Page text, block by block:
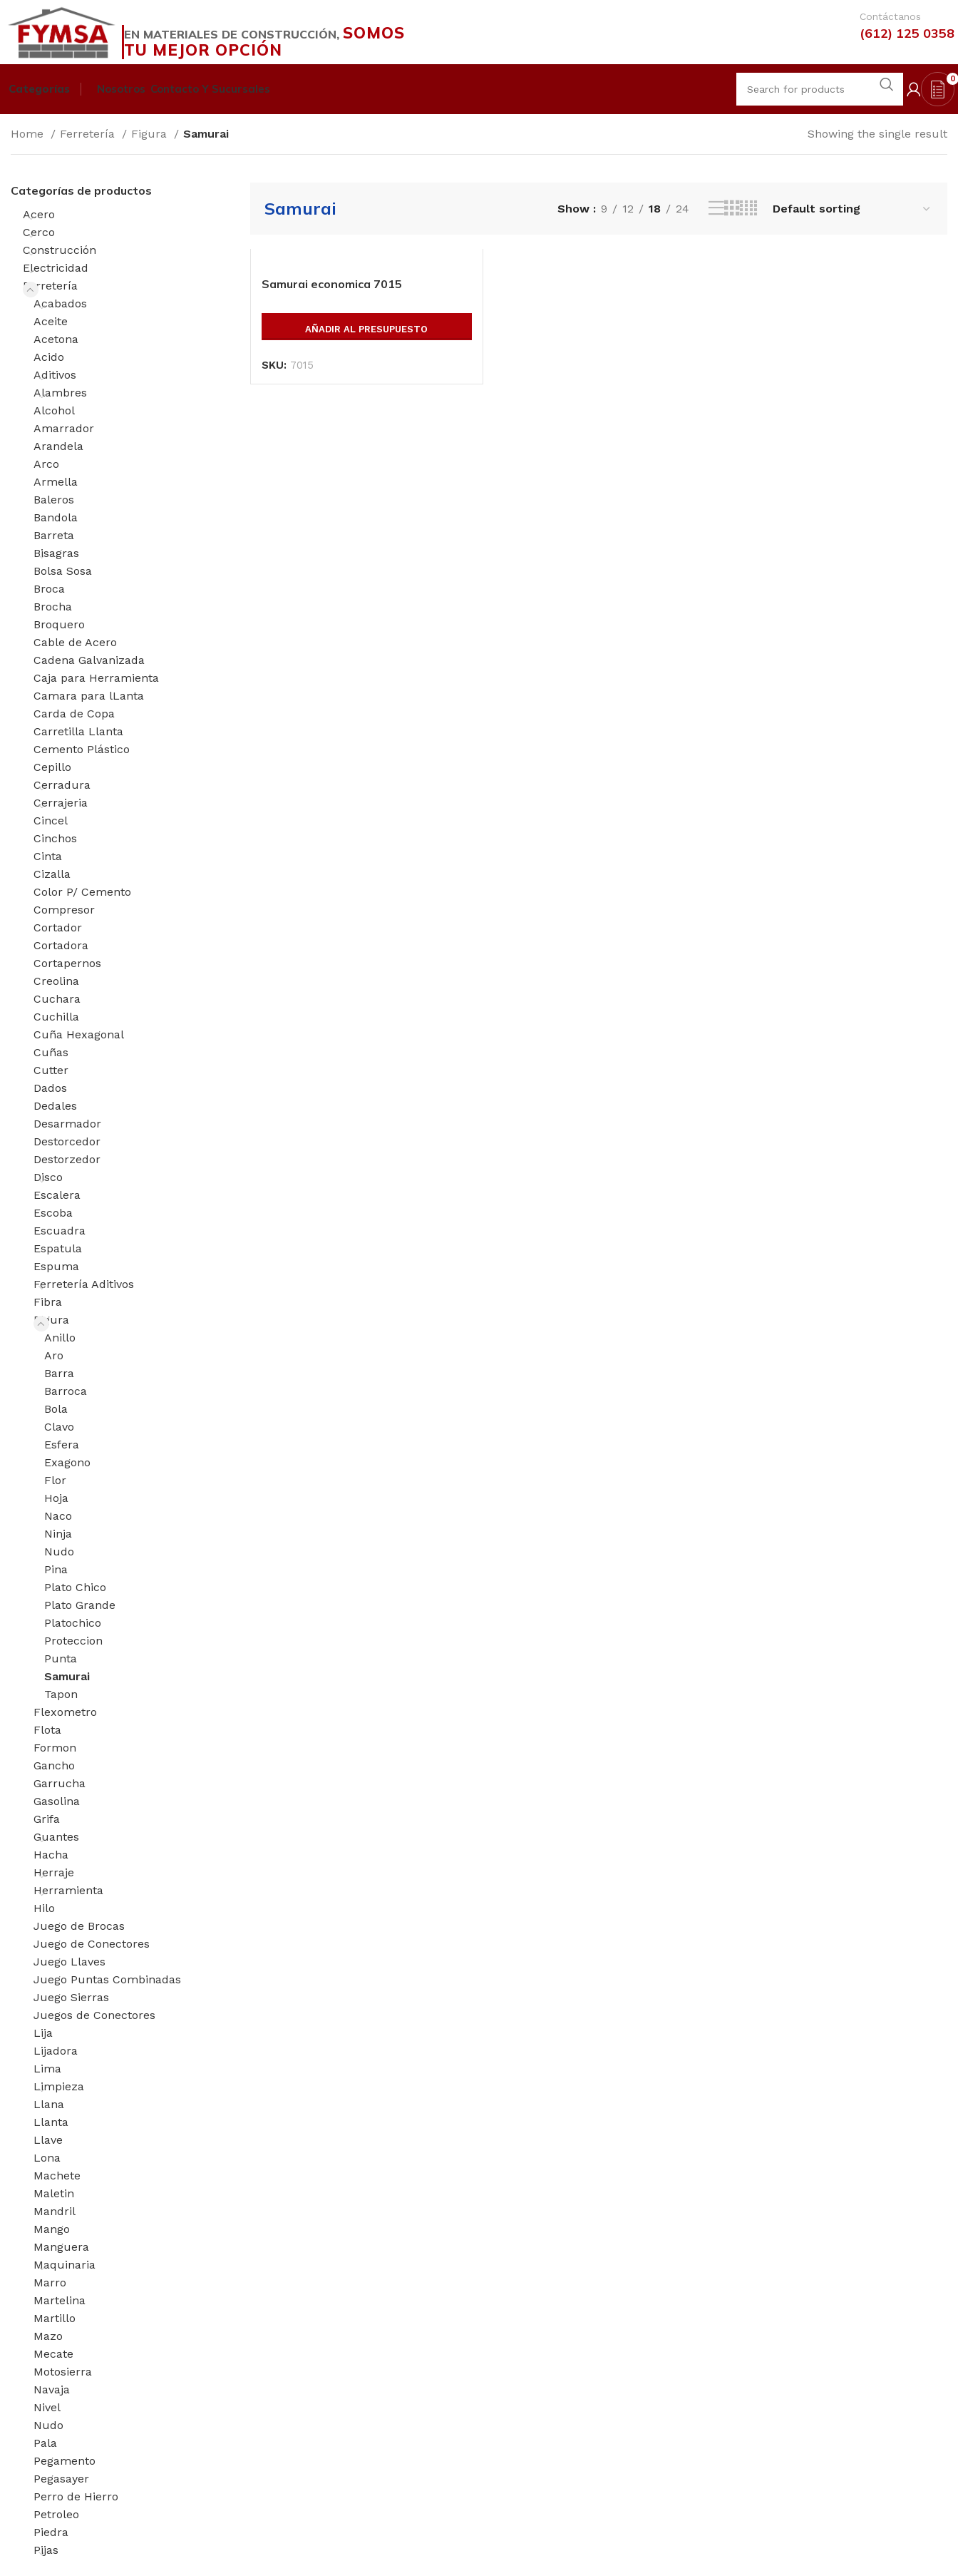
EN MATERIALES DE CONSTRUCCIÓN, SOMOS
TU MEJOR OPCIÓN
Contáctanos
(612) 125 0358
Categorías Nosotros Contacto Y Sucursales
0
Home Ferretería Figura Samurai Showing the single result
Categorías de productos
Acero
Cerco
Construcción
Electricidad
Ferretería
Acabados
Aceite
Acetona
Acido
Aditivos
Alambres
Alcohol
Amarrador
Arandela
Arco
Armella
Baleros
Bandola
Barreta
Bisagras
Bolsa Sosa
Broca
Brocha
Broquero
Cable de Acero
Cadena Galvanizada
Caja para Herramienta
Camara para lLanta
Carda de Copa
Carretilla Llanta
Cemento Plástico
Cepillo
Cerradura
Cerrajeria
Cincel
Cinchos
Cinta
Cizalla
Color P/ Cemento
Compresor
Cortador
Cortadora
Cortapernos
Creolina
Cuchara
Cuchilla
Cuña Hexagonal
Cuñas
Cutter
Dados
Dedales
Desarmador
Destorcedor
Destorzedor
Disco
Escalera
Escoba
Escuadra
Espatula
Espuma
Ferretería Aditivos
Fibra
Figura
Anillo
Aro
Barra
Barroca
Bola
Clavo
Esfera
Exagono
Flor
Hoja
Naco
Ninja
Nudo
Pina
Plato Chico
Plato Grande
Platochico
Proteccion
Punta
Samurai
Tapon
Flexometro
Flota
Formon
Gancho
Garrucha
Gasolina
Grifa
Guantes
Hacha
Herraje
Herramienta
Hilo
Juego de Brocas
Juego de Conectores
Juego Llaves
Juego Puntas Combinadas
Juego Sierras
Juegos de Conectores
Lija
Lijadora
Lima
Limpieza
Llana
Llanta
Llave
Lona
Machete
Maletin
Mandril
Mango
Manguera
Maquinaria
Marro
Martelina
Martillo
Mazo
Mecate
Motosierra
Navaja
Nivel
Nudo
Pala
Pegamento
Pegasayer
Perro de Hierro
Petroleo
Piedra
Pijas
Samurai Show 9 12 18 24
Samurai economica 7015
AÑADIR AL PRESUPUESTO
SKU: 7015